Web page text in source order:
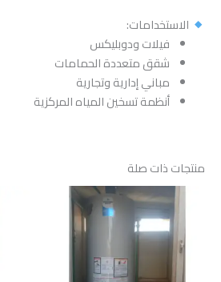
الاستخدامات:
فيلات ودوبليكس
شقق متعددة الحمامات
مباني إدارية وتجارية
أنظمة تسخين المياه المركزية
منتجات ذات صلة